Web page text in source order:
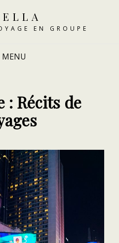
EN GROUPE
MENU
: Récits de